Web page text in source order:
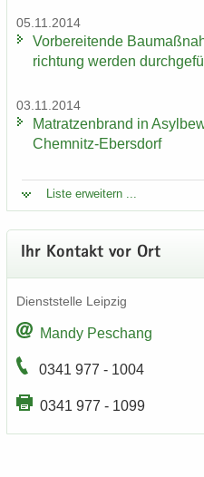
05.11.2014
Vor­be­rei­ten­de
rich­tung wer­den
03.11.2014
Ma­trat­zen­brand in
Chemnitz-​Ebersdorf
Liste er­wei­tern ...
Ihr Kon­takt vor Ort
Dienst­stel­le Leip­zig
Mandy Peschang
0341 977 - 1004
0341 977 - 1099